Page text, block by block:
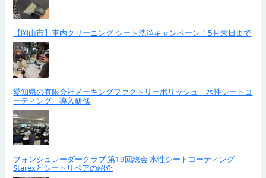
【岡山市】車内クリーニング シート洗浄キャンペーン！5月末日まで
愛知県の有限会社メーキングファクトリーポリッシュ 水性シートコ
ーティング 導入研修
フォンシュレーダークラブ 第19回総会 水性シートコーティング
Starexとシートリペアの紹介